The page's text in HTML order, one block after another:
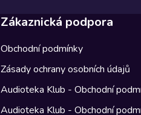
Zákaznická podpora
Obchodní podmínky
Zásady ochrany osobních údajů
Audioteka Klub - Obchodní
Audioteka Klub - Obchodní